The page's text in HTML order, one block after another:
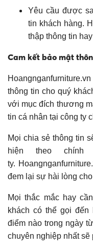
Yêu cầu được
tin khách hàng.
thập thông tin
Cam kết bảo mật
thông tin cho quý
với mục đích thương
tin cá nhân tại công ty
Mọi chia sẻ thông tin
hiện theo
ty.
đem lại sự hài lòng
Mọi thắc mắc hay
khách có thể gọi
điểm nào trong ngày
chuyên nghiệp nhất sẽ